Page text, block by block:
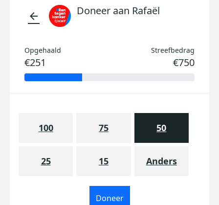
arrow_back Doneer aan Rafaël
Opgehaald
€251
Streefbedrag
€750
100 75 50
25 15 Anders
Doneer